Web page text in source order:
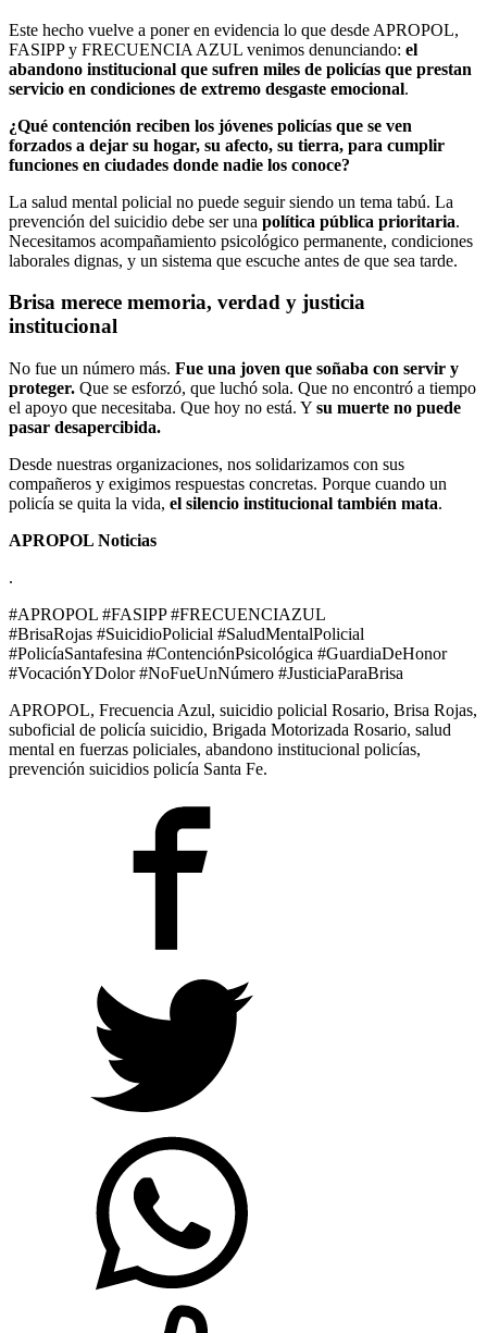
Este hecho vuelve a poner en evidencia lo que desde APROPOL,
FASIPP y FRECUENCIA AZUL venimos denunciando: el
abandono institucional que sufren miles de policías que prestan
servicio en condiciones de extremo desgaste emocional.
¿Qué contención reciben los jóvenes policías que se ven
forzados a dejar su hogar, su afecto, su tierra, para cumplir
funciones en ciudades donde nadie los conoce?
La salud mental policial no puede seguir siendo un tema tabú. La
prevención del suicidio debe ser una política pública prioritaria.
Necesitamos acompañamiento psicológico permanente, condiciones
laborales dignas, y un sistema que escuche antes de que sea tarde.
Brisa merece memoria, verdad y justicia
institucional
No fue un número más. Fue una joven que soñaba con servir y
proteger. Que se esforzó, que luchó sola. Que no encontró a tiempo
el apoyo que necesitaba. Que hoy no está. Y su muerte no puede
pasar desapercibida.
Desde nuestras organizaciones, nos solidarizamos con sus
compañeros y exigimos respuestas concretas. Porque cuando un
policía se quita la vida, el silencio institucional también mata.
APROPOL Noticias
.
#APROPOL #FASIPP #FRECUENCIAZUL
#BrisaRojas #SuicidioPolicial #SaludMentalPolicial
#PolicíaSantafesina #ContenciónPsicológica #GuardiaDeHonor
#VocaciónYDolor #NoFueUnNúmero #JusticiaParaBrisa
APROPOL, Frecuencia Azul, suicidio policial Rosario, Brisa Rojas,
suboficial de policía suicidio, Brigada Motorizada Rosario, salud
mental en fuerzas policiales, abandono institucional policías,
prevención suicidios policía Santa Fe.